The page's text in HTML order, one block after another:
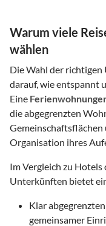
Warum viele
wählen
Die Wahl der
darauf, wie entspannt
Eine
die abgegrenzten
Gemeinschaftsflächen
Organisation ihres
Im Vergleich zu
Unterkünften bietet
Klar
gemeinsamer